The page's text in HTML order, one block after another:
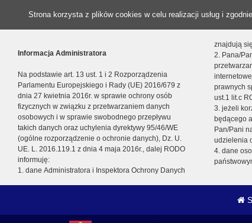
Strona korzysta z plików cookies w celu realizacji usług i
Informacja Administratora
Na podstawie art. 13 ust. 1 i 2 Rozporządzenia
Parlamentu Europejskiego i Rady (UE) 2016/679 z
dnia 27 kwietnia 2016r. w sprawie ochrony osób
fizycznych w związku z przetwarzaniem danych
osobowych i w sprawie swobodnego przepływu
takich danych oraz uchylenia dyrektywy 95/46/WE
(ogólne rozporządzenie o ochronie danych), Dz. U.
UE. L. 2016.119.1 z dnia 4 maja 2016r., dalej RODO
informuję:
1. dane Administratora i Inspektora Ochrony Danych
znajdują
2. Pana/
prawnych
ust.1 lit.c
3. jeżeli
będącego
Pan/Pani
udzielenia
4. dane